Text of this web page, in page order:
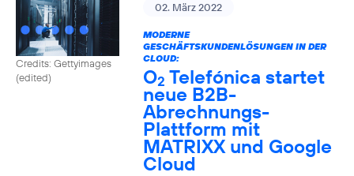
Credits: Gettyimages
(edited)
02. März 2022
MODERNE
GESCHÄFTSKUNDENLÖSUNGEN IN DER
CLOUD:
O2 Telefónica startet
neue B2B-
Abrechnungs-
Plattform mit
MATRIXX und Google
Cloud